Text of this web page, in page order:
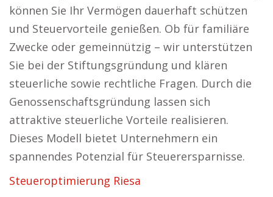
können Sie Ihr Vermögen dauerhaft schützen
und Steuervorteile genießen. Ob für familiäre
Zwecke oder gemeinnützig – wir unterstützen
Sie bei der Stiftungsgründung und klären
steuerliche sowie rechtliche Fragen. Durch die
Genossenschaftsgründung lassen sich
attraktive steuerliche Vorteile realisieren.
Dieses Modell bietet Unternehmern ein
spannendes Potenzial für Steuerersparnisse.
Steueroptimierung Riesa